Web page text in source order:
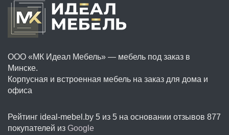
ООО «МК Идеал Мебель» — мебель под заказ в
Минске.
Корпусная и встроенная мебель на заказ для дома и
офиса
Рейтинг ideal-mebel.by 5 из 5 на основании отзывов 877
покупателей из Google